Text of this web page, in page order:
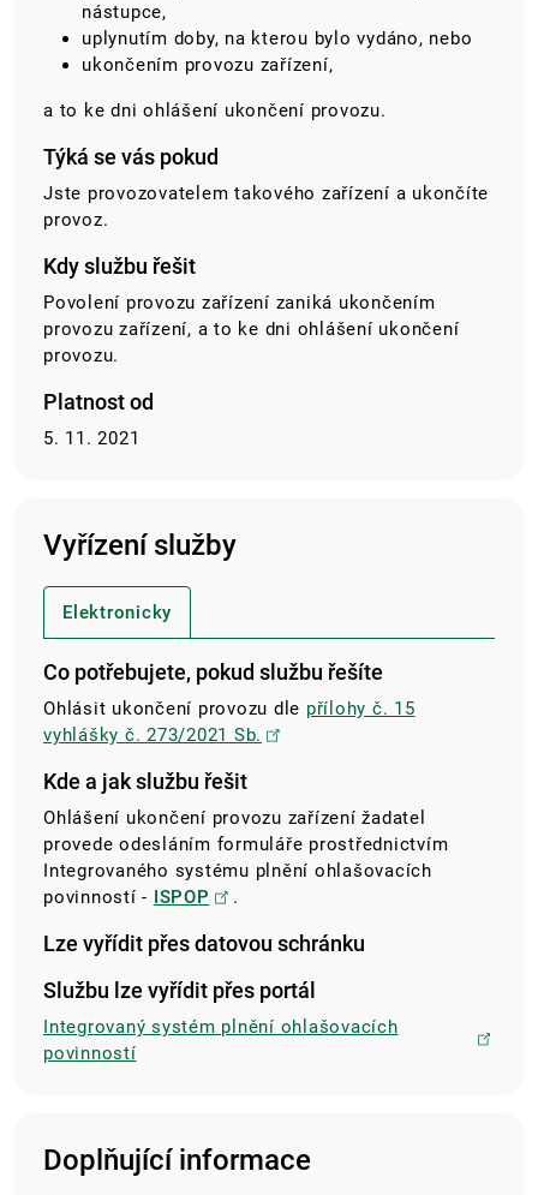
nástupce,
uplynutím doby, na kterou bylo vydáno, nebo
ukončením provozu zařízení,
a to ke dni ohlášení ukončení provozu.
Týká se vás pokud
Jste provozovatelem takového zařízení a ukončíte
provoz.
Kdy službu řešit
Povolení provozu zařízení zaniká ukončením
provozu zařízení, a to ke dni ohlášení ukončení
provozu.
Platnost od
5. 11. 2021
Vyřízení služby
Elektronicky
Co potřebujete, pokud službu řešíte
Ohlásit ukončení provozu dle přílohy č. 15
vyhlášky č. 273/2021 Sb.
Kde a jak službu řešit
Ohlášení ukončení provozu zařízení žadatel
provede odesláním formuláře prostřednictvím
Integrovaného systému plnění ohlašovacích
povinností - ISPOP .
Lze vyřídit přes datovou schránku
Službu lze vyřídit přes portál
Integrovaný systém plnění ohlašovacích
povinností
Doplňující informace